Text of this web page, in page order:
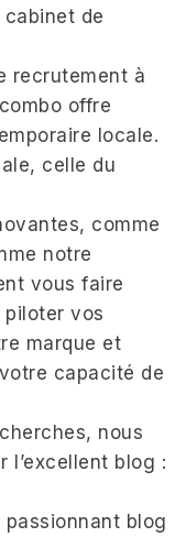
cabinet de
recrutement à
offre
locale.
celle du
comme
notre
vous faire
vos
marque et
capacité de
nous
l’excellent blog :
blog